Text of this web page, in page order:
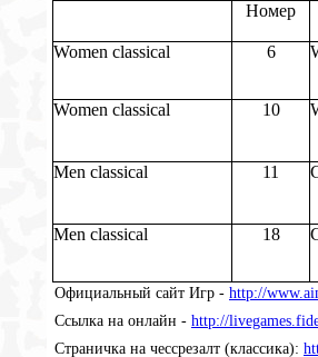
Номер
Women classical
6
Women classical 10
Men classical 11
Men classical 18
Официальный сайт Игр - http://
Ссылка на онлайн - http://
Страничка на чессрезалт (классика):